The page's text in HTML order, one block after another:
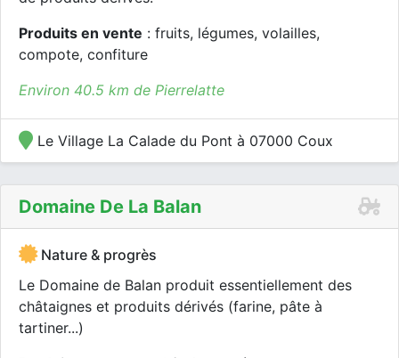
Produits en vente : fruits, légumes, volailles,
compote, confiture
Environ 40.5 km de Pierrelatte
Le Village La Calade du Pont à 07000 Coux
Domaine De La Balan
Nature & progrès
Le Domaine de Balan produit essentiellement des
châtaignes et produits dérivés (farine, pâte à
tartiner...)